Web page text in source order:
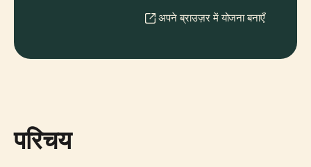
अपने ब्राउज़र में योजना बनाएँ
परिचय